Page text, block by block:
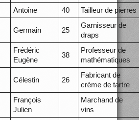
Antoine 40 Tailleur de pierres
Germain 25
Garnisseur de
draps
Frédéric
Eugène
38
Professeur de
mathématiques
Célestin 26
Fabricant de
crème de tartre
François
Julien
Marchand de
vins